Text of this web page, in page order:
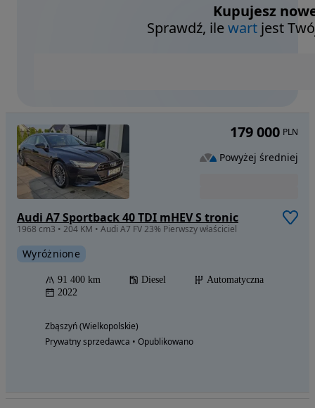
Kupujesz
Sprawdź, ilewart jest
Audi A7 Sportback 40 TDI mHEV S tronic
1968 cm3 • 204 KM • Audi A7 FV 23% Pierwszy właściciel
Wyróżnione
91 400 km Diesel
Automatyczna
2022
Zbąszyń (Wielkopolskie)
Prywatny sprzedawca • Opublikowano
179 000 PLN
Powyżej średniej